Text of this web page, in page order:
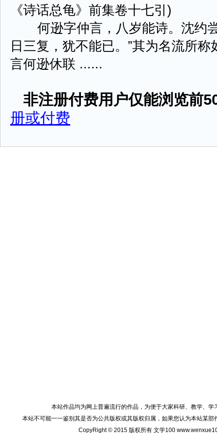
《诗话总龟》前集卷十七引)
何逊字仲言，八岁能诗。沈约尝
日三复，犹不能已。”其为名流所
言何逊休联 ......
非注册付费用户仅能浏览前
册或付费
本站作品均为网上普遍流行的作品，为便于大家科研、教学、
本站不可能一一鉴别其是否为公共版权或其版权归属，如果您认为本站某
CopyRight © 2015 版权所有 文学100